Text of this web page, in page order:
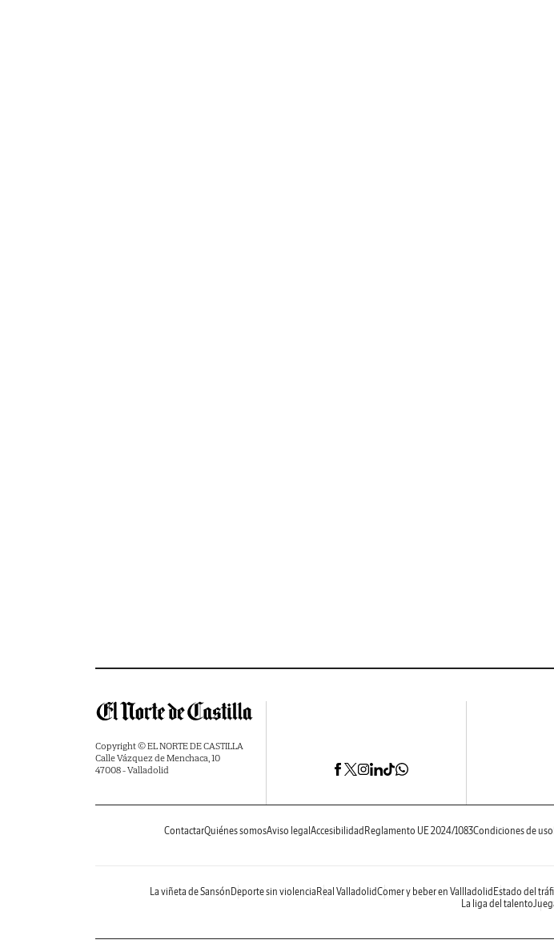
Copyright © EL NORTE DE CASTILLA
Calle Vázquez de Menchaca, 10
47008 - Valladolid
ContactarQuiénes somosAviso legal Accesibilidad Reglamento UE 2024/1083Condiciones de uso
La viñeta de Sansón Deporte sin violencia Real ValladolidComer y beber en Vallladolid Estado del
La liga del talento